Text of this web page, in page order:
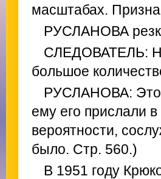
масштабах.
РУСЛАНОВА
СЛЕДОВАТЕЛЬ:
большое
РУСЛАНОВА: Это
ему его прислали
вероятности,
было. Стр. 560.)
В 1951 году